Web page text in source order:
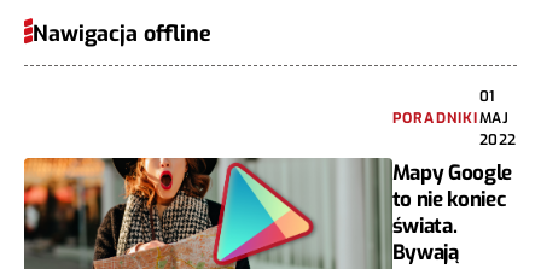
Nawigacja offline
PORADNIKI
01
MAJ
2022
Mapy Google
to nie koniec
świata.
Bywają